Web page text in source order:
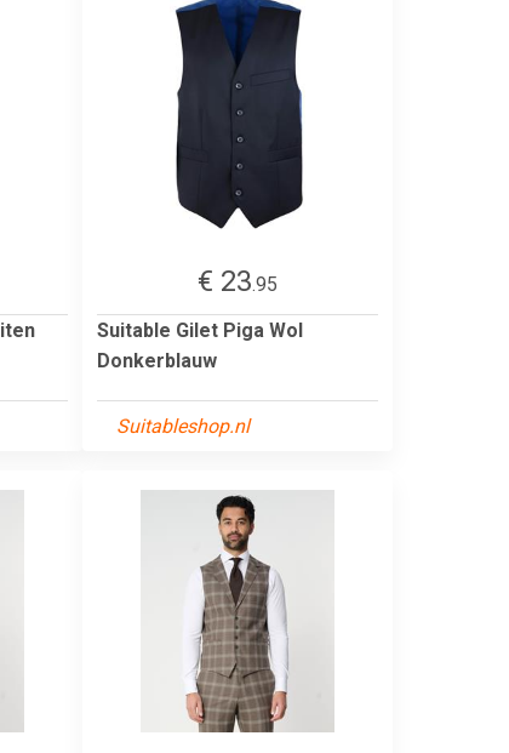
€ 23.95
Suitable Gilet Piga Wol
Donkerblauw
Suitableshop.nl